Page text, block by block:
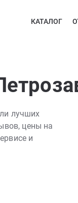
КАТАЛОГ
лучших
цены на
и